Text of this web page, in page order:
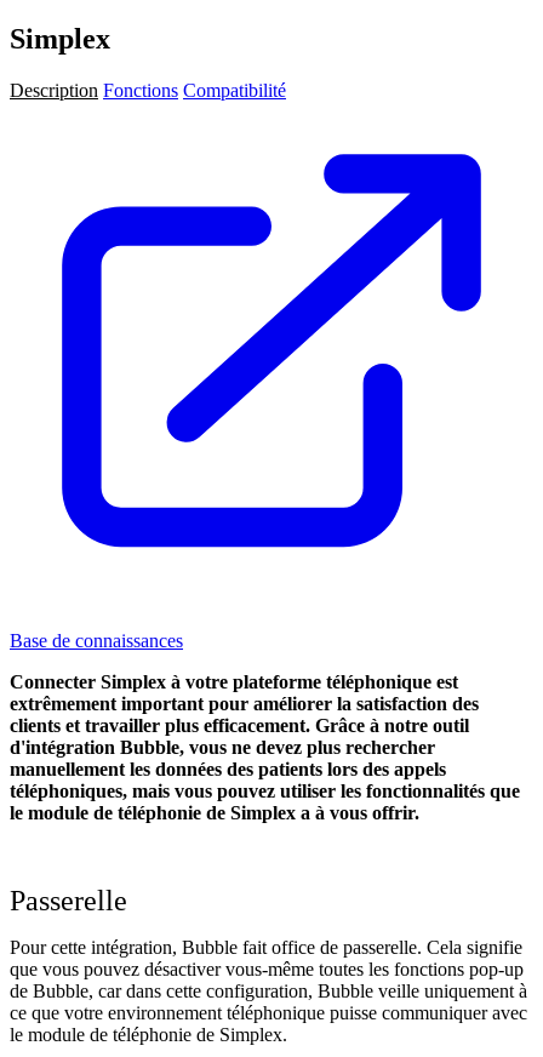
Simplex
Description Fonctions Compatibilité
Base de connaissances
Connecter Simplex à votre plateforme téléphonique est
extrêmement important pour améliorer la satisfaction des
clients et travailler plus efficacement. Grâce à notre outil
d'intégration Bubble, vous ne devez plus rechercher
manuellement les données des patients lors des appels
téléphoniques, mais vous pouvez utiliser les fonctionnalités que
le module de téléphonie de Simplex a à vous offrir.
Passerelle
Pour cette intégration, Bubble fait office de passerelle. Cela signifie
que vous pouvez désactiver vous-même toutes les fonctions pop-up
de Bubble, car dans cette configuration, Bubble veille uniquement à
ce que votre environnement téléphonique puisse communiquer avec
le module de téléphonie de Simplex.